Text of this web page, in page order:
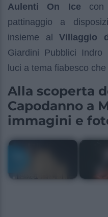
Aulenti On Ice con
pattinaggio a
insieme al Villaggio
Giardini Pubblici
luci a tema fiabesco
Alla scoperta
Capodanno a
immagini e